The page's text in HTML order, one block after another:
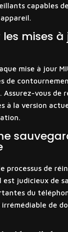
capables
les mises à
mise à jour
de
Assurez-vous de
à la version
processus de
est judicieux de
du
de